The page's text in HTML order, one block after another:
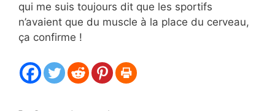
qui me suis toujours dit que les sportifs
n’avaient que du muscle à la place du cerveau,
ça confirme !